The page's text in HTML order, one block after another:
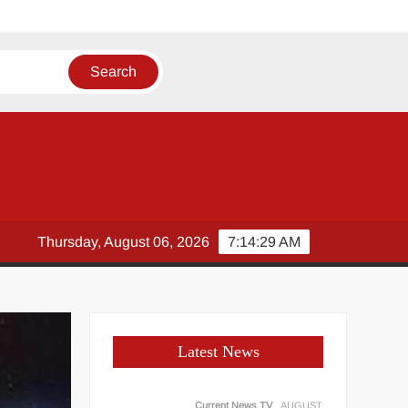
7:14:30 AM
Thursday, August 06, 2026
Latest News
Current News TV
AUGUST